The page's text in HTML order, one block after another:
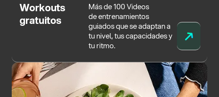
Workouts
gratuitos
Más de 100 Videos
de entrenamientos
guiados que se adaptan a
tu nivel, tus capacidades y
tu ritmo.